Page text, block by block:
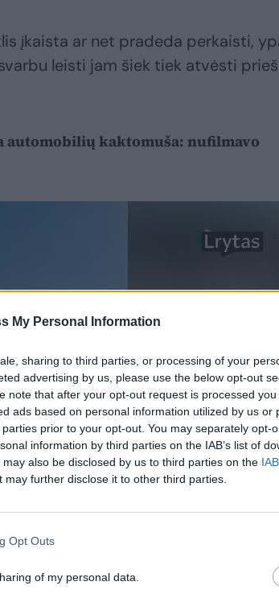
My Personal Information
sharing to third parties, or processing of your
advertising by us, please use the below opt-out
note that after your opt-out request is processed you
ads based on personal information utilized by us or
prior to your opt-out. You may separately opt-
information by third parties on the IAB’s list of
also be disclosed by us to third parties on the
may further disclose it to other third parties.
Opt Outs
of my personal data.
įkaista ar net pradeda perkaisti,
leisti jam šiek tiek atvėsti prieš
automobilių kaktomuša: nufilmavo
su turbokompresoriumi, kadangi